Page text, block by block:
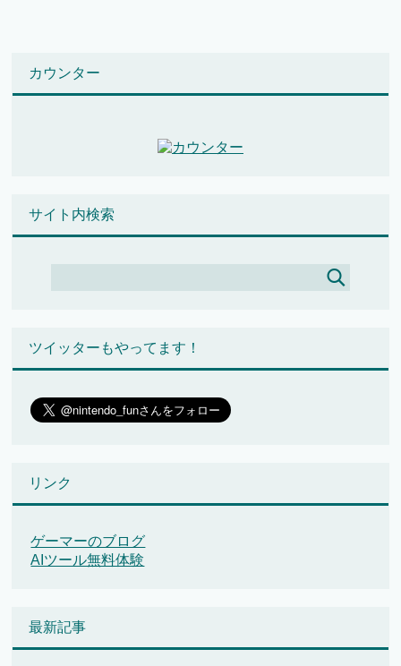
カウンター
サイト内検索
ツイッターもやってます！
リンク
ゲーマーのブログ
AIツール無料体験
最新記事